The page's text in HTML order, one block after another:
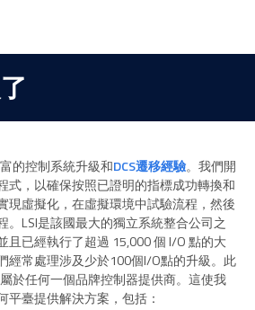
的控制系統升級和DCS遷移經驗。我們開
式，以確保按照已證明的指標成功轉換和
現虛擬化，在虛擬環境中試驗流程，然後
。LSI是該國最大的獨立系統整合公司之
且已經執行了超過 15,000 個 I/O 點的大
經常處理涉及少於100個I/O點的升級。此
於任何一個品牌控制器提供商。這使我
臺提供解決方案，包括：